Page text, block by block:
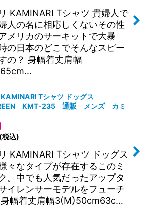
KAMINARI Tシャツ 貴婦人で
人の名に相応しくないその性
メリカのサーキットで大暴
の日本のどこでそんなスピー
の？ 身幅着丈肩幅
KAMINARI Tシャツ ドッグス
KMT-235 通販 メンズ カミ
(税込)
KAMINARI Tシャツ ドッグス
々なタイプが存在するこのミ
。中でも人気だったアップタ
イレンサーモデルをフューチ
身幅着丈肩幅3(M)50cm63c…